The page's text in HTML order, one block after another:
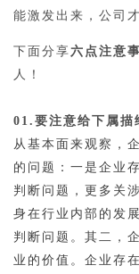
能激发出来，公司
下面分享六点注意
人！
01.要注意给下属描
从基本面来观察，
的问题：一是企业
判断问题，更多关
身在行业内部的发
判断问题。其二，
业的价值。企业存